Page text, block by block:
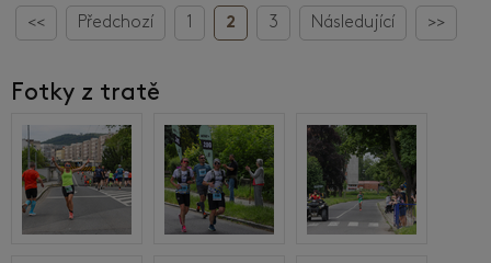
<< Předchozí 1 2 3 Následující >>
Fotky z tratě